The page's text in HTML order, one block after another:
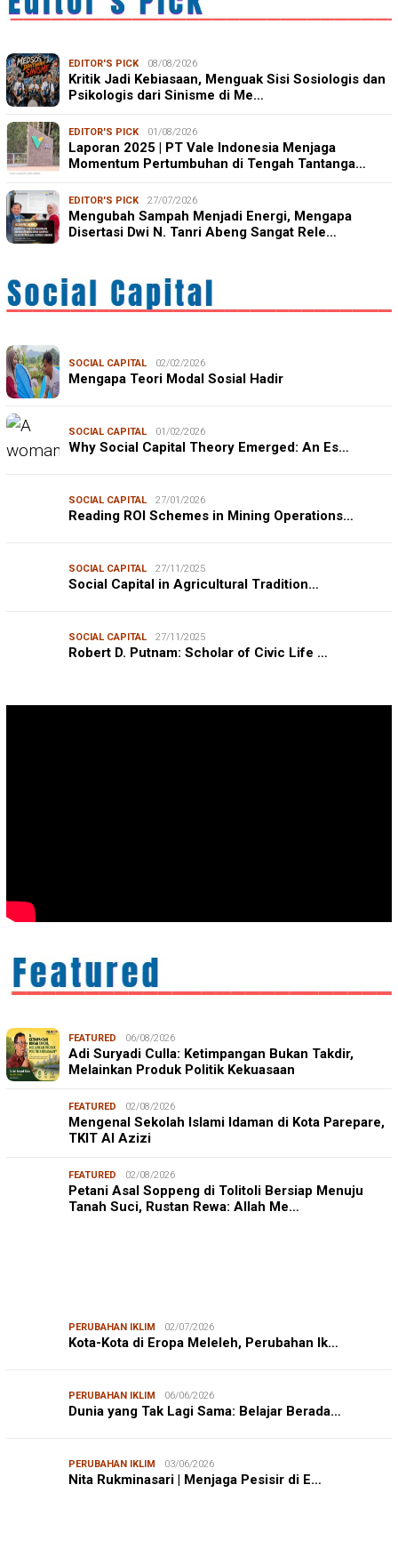
EDITOR'S PICK 08/08/2026
Kritik Jadi Kebiasaan, Menguak Sisi Sosiologis dan
Psikologis dari Sinisme di Me…
EDITOR'S PICK 01/08/2026
Laporan 2025 | PT Vale Indonesia Menjaga
Momentum Pertumbuhan di Tengah Tantanga…
EDITOR'S PICK 27/07/2026
Mengubah Sampah Menjadi Energi, Mengapa
Disertasi Dwi N. Tanri Abeng Sangat Rele…
SOCIAL CAPITAL 02/02/2026
Mengapa Teori Modal Sosial Hadir
SOCIAL CAPITAL 01/02/2026
Why Social Capital Theory Emerged: An Es…
SOCIAL CAPITAL 27/01/2026
Reading ROI Schemes in Mining Operations…
SOCIAL CAPITAL 27/11/2025
Social Capital in Agricultural Tradition…
SOCIAL CAPITAL 27/11/2025
Robert D. Putnam: Scholar of Civic Life …
FEATURED 06/08/2026
Adi Suryadi Culla: Ketimpangan Bukan Takdir,
Melainkan Produk Politik Kekuasaan
FEATURED 02/08/2026
Mengenal Sekolah Islami Idaman di Kota Parepare,
TKIT Al Azizi
FEATURED 02/08/2026
Petani Asal Soppeng di Tolitoli Bersiap Menuju
Tanah Suci, Rustan Rewa: Allah Me…
PERUBAHAN IKLIM 02/07/2026
Kota-Kota di Eropa Meleleh, Perubahan Ik…
PERUBAHAN IKLIM 06/06/2026
Dunia yang Tak Lagi Sama: Belajar Berada…
PERUBAHAN IKLIM 03/06/2026
Nita Rukminasari | Menjaga Pesisir di E…